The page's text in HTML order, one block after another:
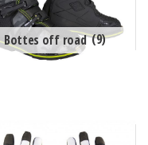
Bottes off road(9)